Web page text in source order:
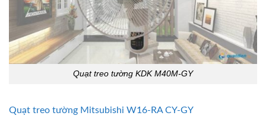
Quạt treo tường KDK M40M-GY
Quạt treo tường Mitsubishi W16-RA CY-GY